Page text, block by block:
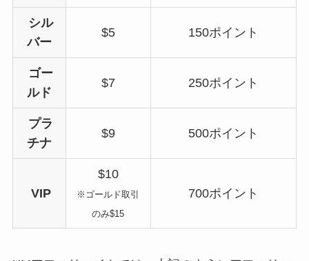
シル
バー
$5 150ポイント
ゴー
ルド
$7 250ポイント
プラ
チナ
$9 500ポイント
VIP
$10
※ゴールド取引
のみ$15
700ポイント